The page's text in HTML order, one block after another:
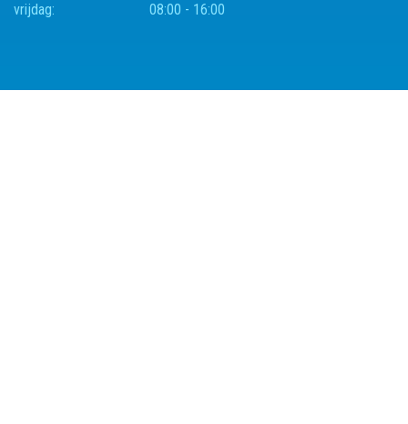
vrijdag: 08:00 - 16:00